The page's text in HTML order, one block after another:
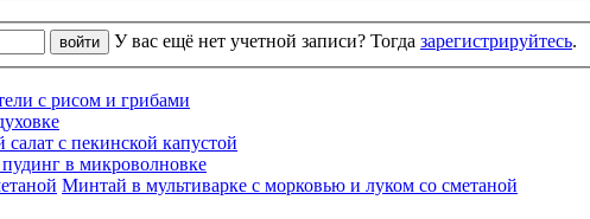
У вас ещё нет учетной записи? Тогда зарегистрируйтесь.
с рисом и грибами
салат с пекинской капустой
в микроволновке
Минтай в мультиварке с морковью и луком со сметаной